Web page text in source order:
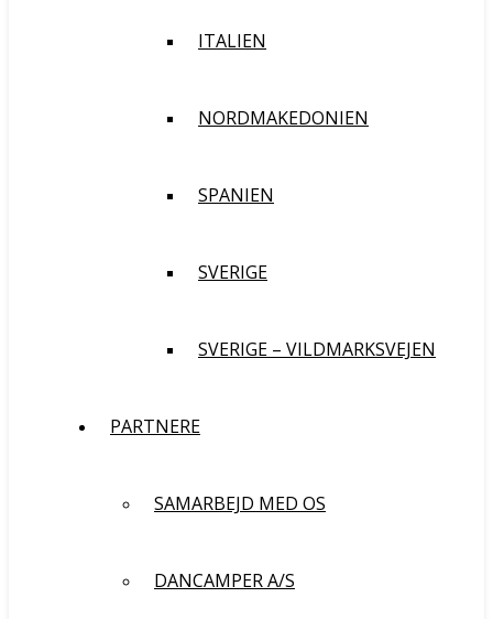
ITALIEN
NORDMAKEDONIEN
SPANIEN
SVERIGE
SVERIGE – VILDMARKSVEJEN
PARTNERE
SAMARBEJD MED OS
DANCAMPER A/S